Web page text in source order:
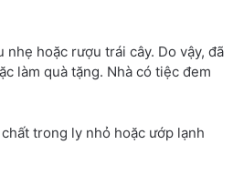
hoặc rượu trái cây. Do vậy, đã
làm quà tặng. Nhà có tiệc đem
trong ly nhỏ hoặc ướp lạnh